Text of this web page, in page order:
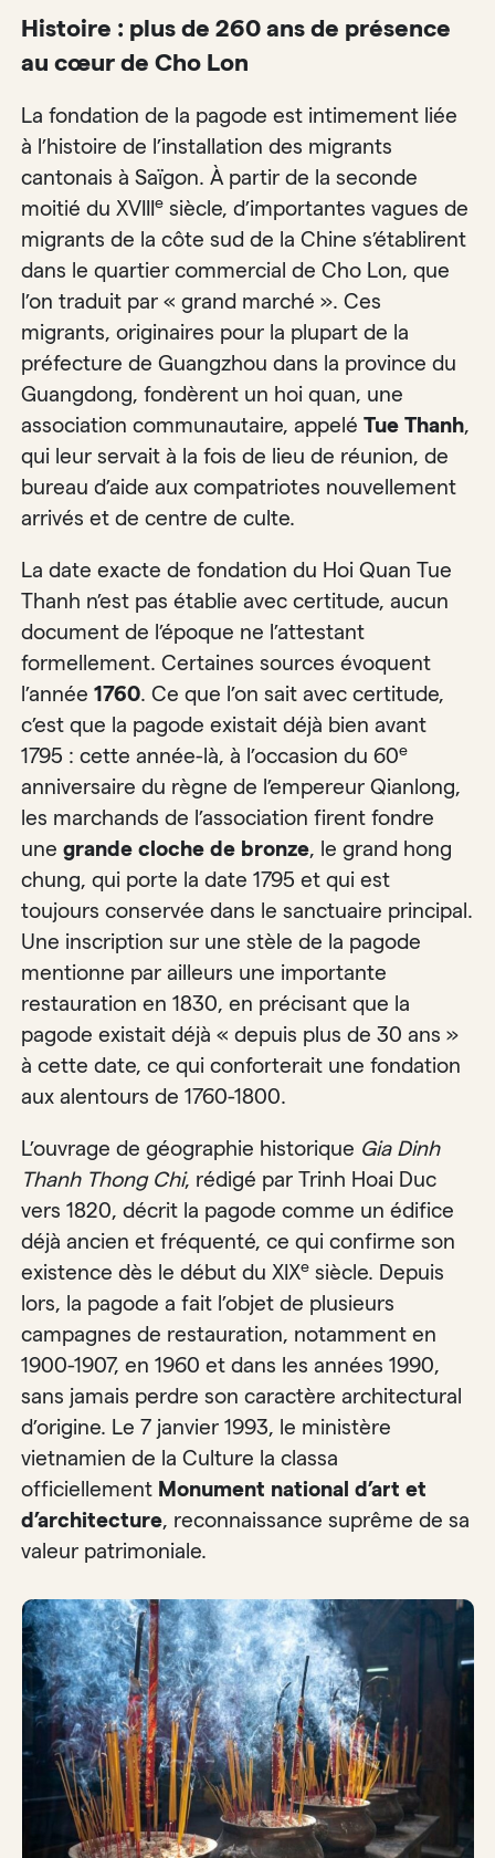
Histoire : plus de 260 ans de présence
au cœur de Cho Lon
La fondation de la pagode est intimement liée
à l’histoire de l’installation des migrants
cantonais à Saïgon. À partir de la seconde
moitié du XVIIIe siècle, d’importantes vagues de
migrants de la côte sud de la Chine s’établirent
dans le quartier commercial de Cho Lon, que
l’on traduit par « grand marché ». Ces
migrants, originaires pour la plupart de la
préfecture de Guangzhou dans la province du
Guangdong, fondèrent un hoi quan, une
association communautaire, appeléTue Thanh,
qui leur servait à la fois de lieu de réunion, de
bureau d’aide aux compatriotes nouvellement
arrivés et de centre de culte.
La date exacte de fondation du Hoi Quan Tue
Thanh n’est pas établie avec certitude, aucun
document de l’époque ne l’attestant
formellement. Certaines sources évoquent
l’année1760. Ce que l’on sait avec certitude,
c’est que la pagode existait déjà bien avant
1795 : cette année-là, à l’occasion du 60e
anniversaire du règne de l’empereur Qianlong,
les marchands de l’association firent fondre
unegrande cloche de bronze, le grand hong
chung, qui porte la date 1795 et qui est
toujours conservée dans le sanctuaire principal.
Une inscription sur une stèle de la pagode
mentionne par ailleurs une importante
restauration en 1830, en précisant que la
pagode existait déjà « depuis plus de 30 ans »
à cette date, ce qui conforterait une fondation
aux alentours de 1760-1800.
L’ouvrage de géographie historique Gia Dinh
Thanh Thong Chi, rédigé par Trinh Hoai Duc
vers 1820, décrit la pagode comme un édifice
déjà ancien et fréquenté, ce qui confirme son
existence dès le début du XIXe siècle. Depuis
lors, la pagode a fait l’objet de plusieurs
campagnes de restauration, notamment en
1900-1907, en 1960 et dans les années 1990,
sans jamais perdre son caractère architectural
d’origine. Le 7 janvier 1993, le ministère
vietnamien de la Culture la classa
officiellement Monument national d’art et
d’architecture, reconnaissance suprême de sa
valeur patrimoniale.